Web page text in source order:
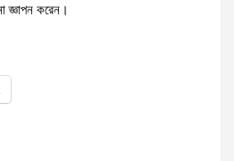
জ্ঞাপন করেন।